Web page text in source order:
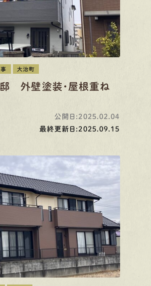
大治町
外壁塗装・屋根重ね
公開日:2025.02.04
最終更新日:2025.09.15